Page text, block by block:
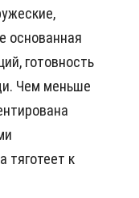
основанная
готовность
Чем меньше
тяготеет к